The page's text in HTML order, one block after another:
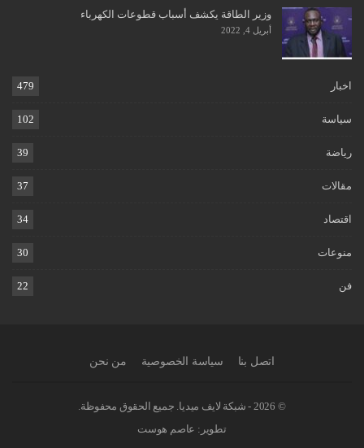
وزير الطاقة يكشف أسباب قطوعات الكهرباء
أبريل 4, 2022
اخبار 479
سياسة 102
رياضة 39
مقالات 37
اقتصاد 34
منوعات 30
فن 22
اتصل بنا سياسة الخصوصية من نحن
© 2026 - شبكة لايف ميديا. جميع الحقوق محفوظة.
تطوير: عاصم هوست